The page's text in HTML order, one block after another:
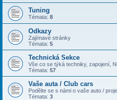
Tuning
Témata: 8
Odkazy
Zajímavé stránky
Témata: 5
Technická Sekce
Vše co se týká techniky, zapojení,
Témata: 57
Vaše auta / Club cars
Podělte se s námi o vaše auto /
Témata: 3